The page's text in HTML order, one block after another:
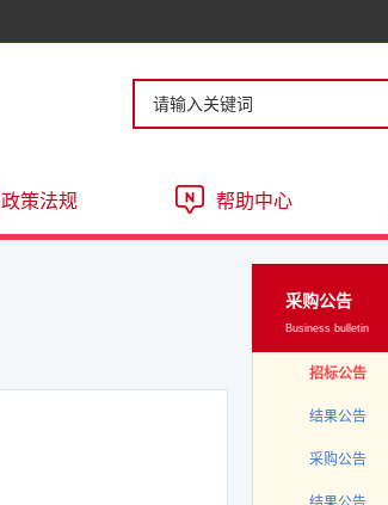
政策法规 帮助中心
采购公告
Business bulletin
招标公告
结果公告
采购公告